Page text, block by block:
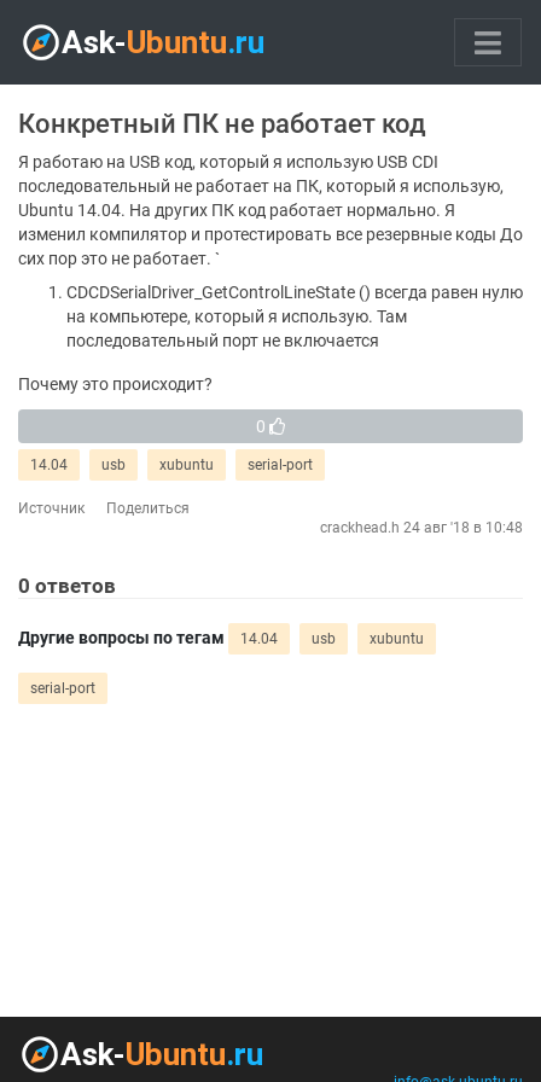
Конкретный ПК не работает код
Я работаю на USB код, который я использую USB CDI
последовательный не работает на ПК, который я использую,
Ubuntu 14.04. На других ПК код работает нормально. Я
изменил компилятор и протестировать все резервные коды До
сих пор это не работает. `
CDCDSerialDriver_GetControlLineState () всегда равен нулю
на компьютере, который я использую. Там
последовательный порт не включается
Почему это происходит?
0
14.04 usb xubuntu serial-port
Источник
Поделиться
crackhead.h 24 авг '18 в 10:48
0 ответов
Другие вопросы по тегам 14.04 usb xubuntu
serial-port